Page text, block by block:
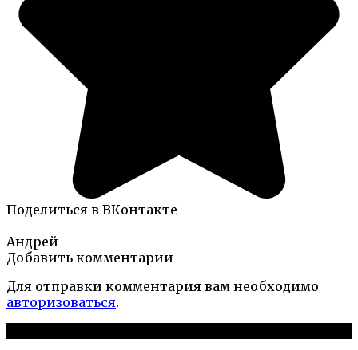
Поделиться в ВКонтакте
Андрей
Добавить комментарии
Для отправки комментария вам необходимо
авторизоваться.